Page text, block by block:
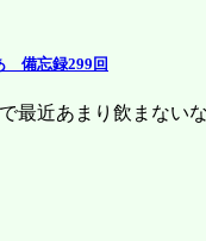
備忘録299回
最近あまり飲まない